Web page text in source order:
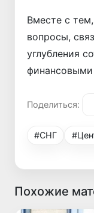
Вместе с
вопросы,
углубления
Поделиться:
#СНГ
Похожие